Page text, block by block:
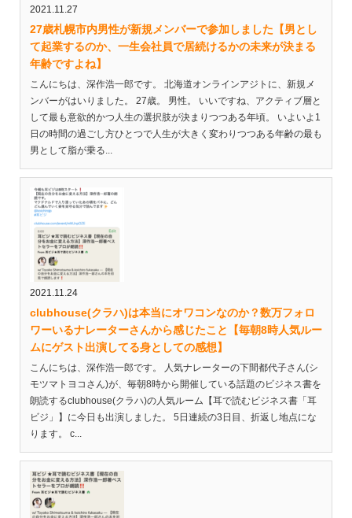
2021.11.27
27歳札幌市内男性が新規メンバーで参加しました【男とし
て起業するのか、一生会社員で居続けるかの未来が決まる
年齢ですよね】
こんにちは、深作浩一郎です。 北海道オンラインアジトに、新規メ
ンバーがはいりました。 27歳。 男性。 いいですね、アクティブ層と
して最も意欲的かつ人生の選択肢が決まりつつある年頃。 いよいよ1
日の時間の過ごし方ひとつで人生が大きく変わりつつある年齢の最も
男として脂が乗る...
2021.11.24
clubhouse(クラハ)は本当にオワコンなのか？数万フォロ
ワーいるナレーターさんから感じたこと【毎朝8時人気ルー
ムにゲスト出演してる身としての感想】
こんにちは、深作浩一郎です。 人気ナレーターの下間都代子さん(シ
モツマトヨコさん)が、毎朝8時から開催している話題のビジネス書を
朗読するclubhouse(クラハ)の人気ルーム【耳で読むビジネス書「耳
ビジ」】に今日も出演しました。 5日連続の3日目、折返し地点にな
ります。 c...